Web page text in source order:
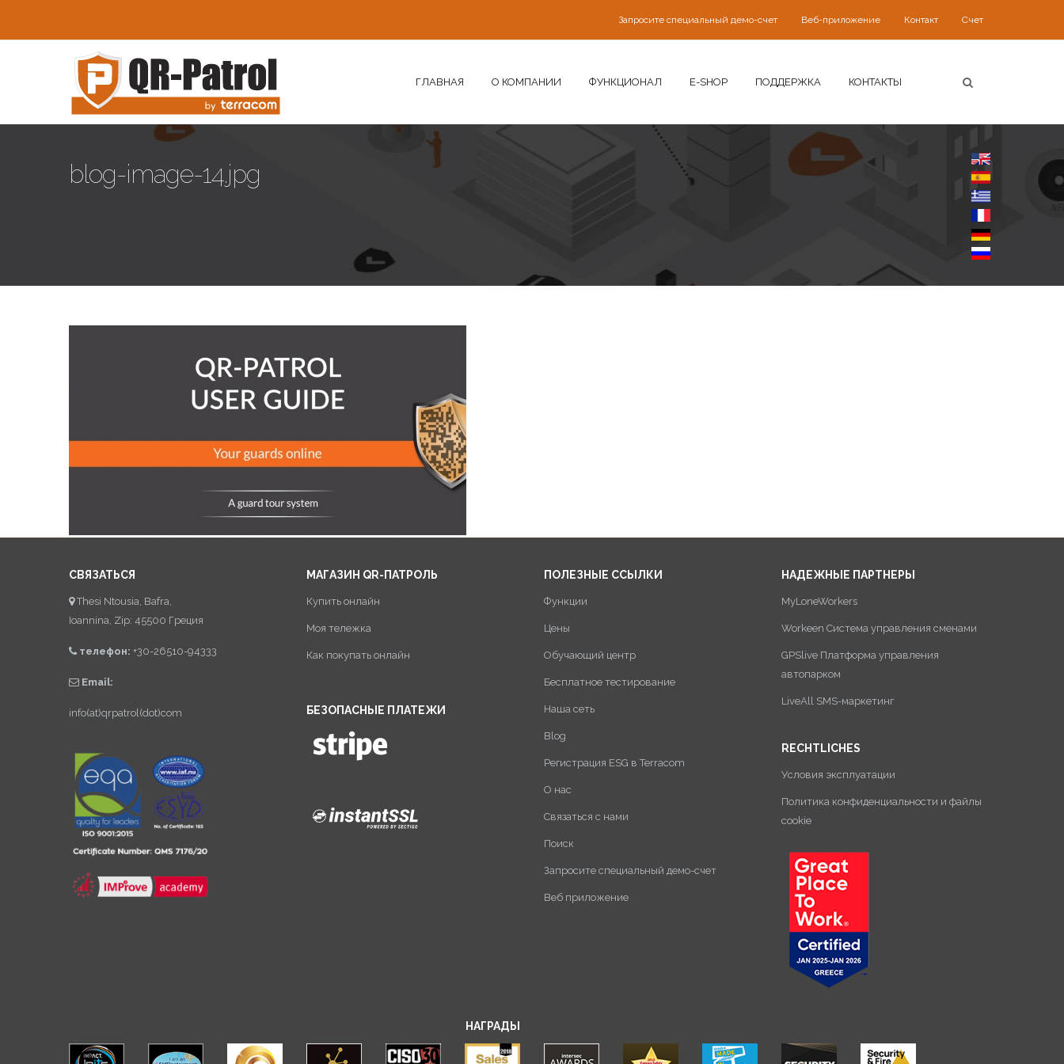
Запросите специальный демо-счет Веб-приложение Контакт Счет
ГЛАВНАЯ О КОМПАНИИ ФУНКЦИОНАЛ E-SHOP ПОДДЕРЖКА КОНТАКТЫ
blog-image-14.jpg
СВЯЗАТЬСЯ
Thesi Ntousia, Bafra,
Ioannina, Zip: 45500 Греция
телефон: +30-26510-94333
Email:
info(at)qrpatrol(dot)com
МАГАЗИН QR-ПАТРОЛЬ
Купить онлайн
Моя тележка
Как покупать онлайн
БЕЗОПАСНЫЕ ПЛАТЕЖИ
ПОЛЕЗНЫЕ ССЫЛКИ
Функции
Цены
Обучающий центр
Бесплатное тестирование
Наша сеть
Blog
Регистрация ESG в Terracom
О нас
Связаться с нами
Поиск
Запросите специальный демо-счет
Веб приложение
НАДЕЖНЫЕ ПАРТНЕРЫ
MyLoneWorkers
Workeen Система управления сменами
GPSlive Платформа управления
автопарком
LiveAll SMS-маркетинг
RECHTLICHES
Условия эксплуатации
Политика конфиденциальности и файлы
cookie
НАГРАДЫ